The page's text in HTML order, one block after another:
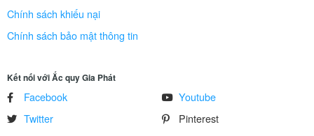
Chính sách khiếu nại
Chính sách bảo mật thông tin
Kết nối với Ắc quy Gia Phát
Facebook
Twitter
Youtube
Pinterest